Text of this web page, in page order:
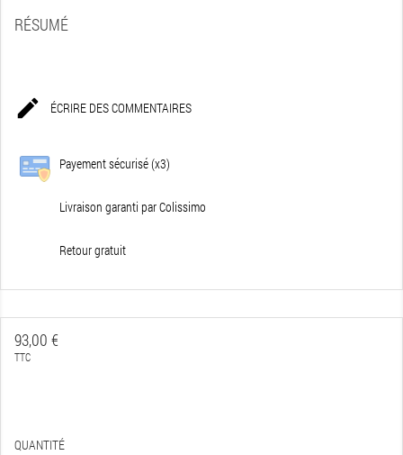
RÉSUMÉ
 ÉCRIRE DES COMMENTAIRES
Payement sécurisé (x3)
Livraison garanti par Colissimo
Retour gratuit
93,00 €
TTC
QUANTITÉ